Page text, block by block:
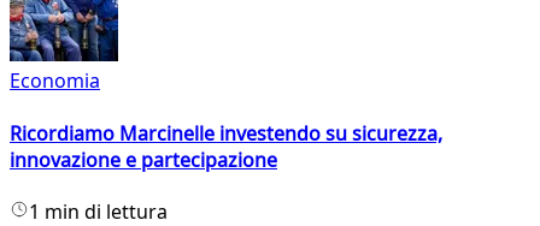
Economia
Ricordiamo Marcinelle investendo su sicurezza,
innovazione e partecipazione
1 min di lettura